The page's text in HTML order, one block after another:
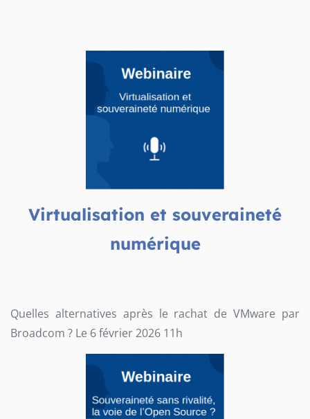
Virtualisation et souveraineté
numérique
Quelles alternatives après le rachat de VMware par
Broadcom ? Le 6 février 2026 11h